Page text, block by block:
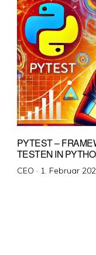
PYTEST –
TESTEN IN
CEO · Veröffentlicht
1. Februar